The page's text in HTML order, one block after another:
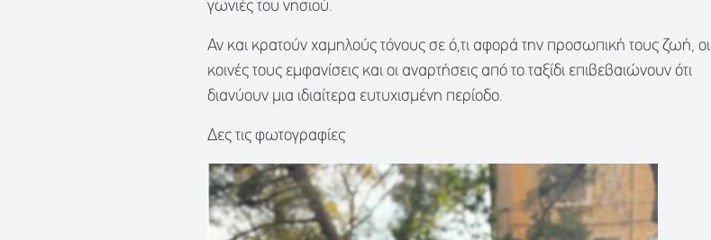
γωνιές του νησιού.
Αν και κρατούν χαμηλούς τόνους σε ό,τι αφορά την προσωπική τους ζωή, οι
κοινές τους εμφανίσεις και οι αναρτήσεις από το ταξίδι επιβεβαιώνουν ότι
διανύουν μια ιδιαίτερα ευτυχισμένη περίοδο.
Δες τις φωτογραφίες